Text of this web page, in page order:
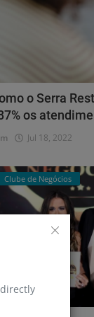
o Serra
os
Jul 18, 2022
Clube de Negócios